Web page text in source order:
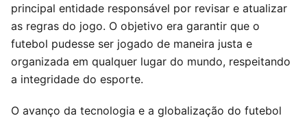
principal entidade responsável por revisar e atualizar
as regras do jogo. O objetivo era garantir que o
futebol pudesse ser jogado de maneira justa e
organizada em qualquer lugar do mundo, respeitando
a integridade do esporte.
O avanço da tecnologia e a globalização do futebol